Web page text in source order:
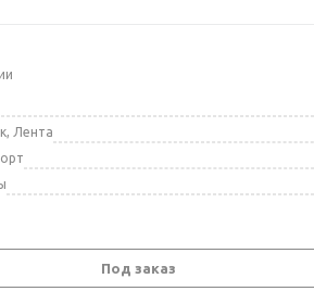
Лента
Под заказ